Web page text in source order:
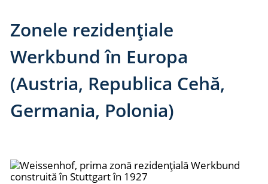
Zonele rezidențiale
Werkbund în Europa
(Austria, Republica Cehă,
Germania, Polonia)